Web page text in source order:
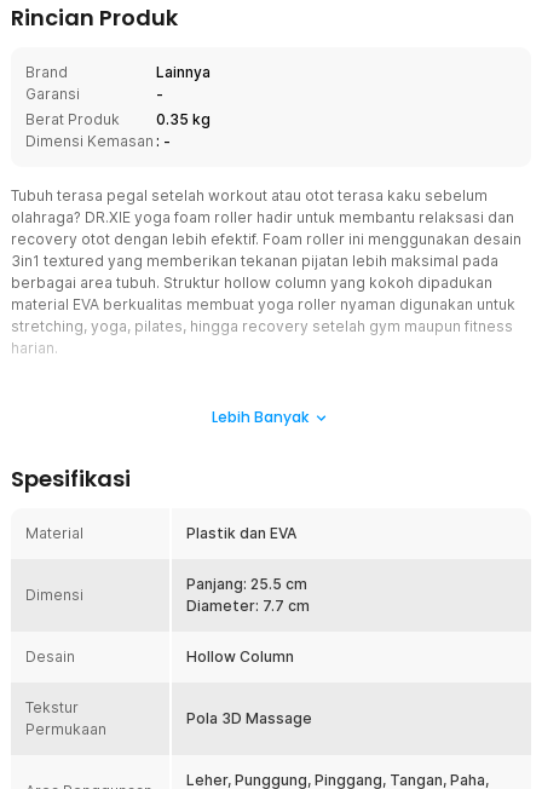
Rincian Produk
Brand
Lainnya
Garansi
-
Berat Produk
0.35 kg
Dimensi Kemasan : -
Tubuh terasa pegal setelah workout atau otot terasa kaku sebelum
olahraga? DR.XIE yoga foam roller hadir untuk membantu relaksasi dan
recovery otot dengan lebih efektif. Foam roller ini menggunakan desain
3in1 textured yang memberikan tekanan pijatan lebih maksimal pada
berbagai area tubuh. Struktur hollow column yang kokoh dipadukan
material EVA berkualitas membuat yoga roller nyaman digunakan untuk
stretching, yoga, pilates, hingga recovery setelah gym maupun fitness
harian.
membantu memberikan variasi tekanan pijatan pada otot tubuh.
seperti punggung, paha, betis, dan pinggang setelah workout
Roller massage sangat cocok digunakan untuk recovery otot
setelah gym, fitness, maupun latihan harian.
tekanan tubuh. Struktur ini membantu roller massage tidak mudah
penyok atau berubah bentuk untuk penggunaan jangka panjang.
olahraga, gym, maupun latihan yoga di rumah. Foam roller juga lebih
Lebih Banyak
Spesifikasi
Material Plastik dan EVA
Dimensi
Panjang: 25.5 cm
Diameter: 7.7 cm
Desain Hollow Column
Tekstur
Permukaan
Pola 3D Massage
Leher, Punggung, Pinggang, Tangan, Paha,